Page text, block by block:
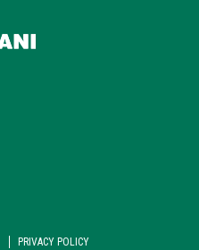
PRIVACY POLICY